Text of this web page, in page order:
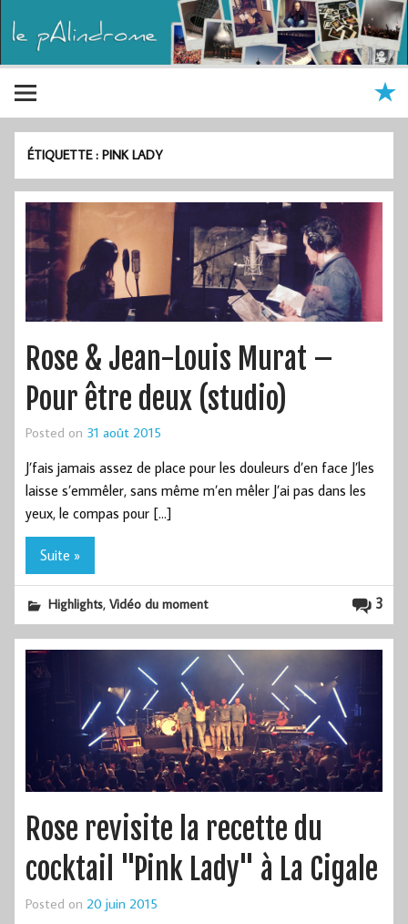
ÉTIQUETTE :PINK LADY
Rose & Jean-Louis Murat –
Pour être deux (studio)
Posted on 31 août 2015
J’fais jamais assez de place pour les douleurs d’en face J’les
laisse s’emmêler, sans même m’en mêler J’ai pas dans les
yeux, le compas pour […]
Suite »
3
Highlights,Vidéo du moment
Rose revisite la recette du
cocktail "Pink Lady" à La Cigale
Posted on 20 juin 2015